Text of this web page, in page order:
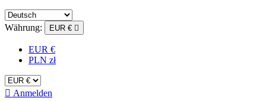
Währung: EUR € 
EUR €
PLN zł
 Anmelden